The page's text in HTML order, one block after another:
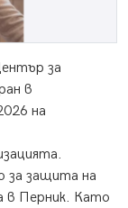
за
в
на
за защита на
в Перник. Като